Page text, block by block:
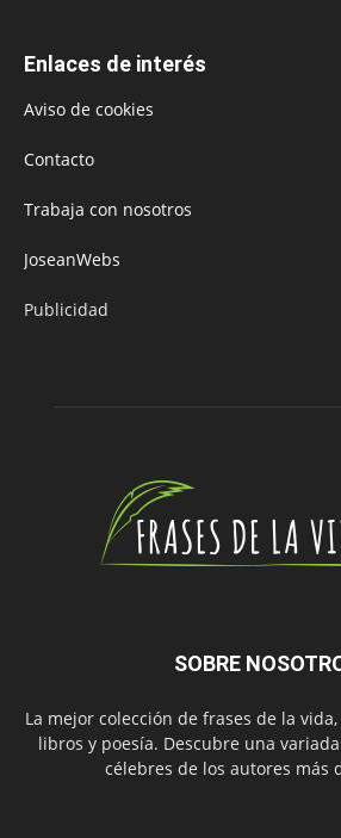
Enlaces de interés
Aviso de cookies
Contacto
Trabaja con nosotros
JoseanWebs
Publicidad
SOBRE
La mejor colección de frases de la
libros y poesía. Descubre una
célebres de los autores más